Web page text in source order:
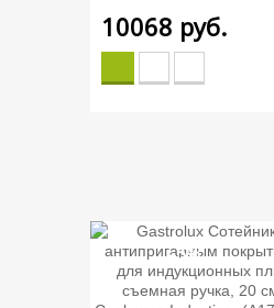
10068 руб.
-5%